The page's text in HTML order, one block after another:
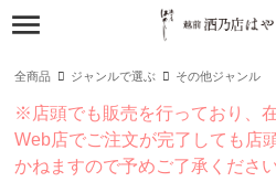
全商品 ジャンルで選ぶ その他ジャンル
※店頭でも販売を行っており、
Web店でご注文が完了しても店
かねますので予めご了承ください